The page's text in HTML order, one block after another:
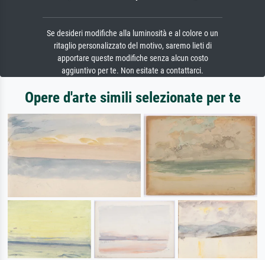
Se desideri modifiche alla luminosità e al colore o un
ritaglio personalizzato del motivo, saremo lieti di
apportare queste modifiche senza alcun costo
aggiuntivo per te. Non esitate a contattarci.
Opere d'arte simili selezionate per te